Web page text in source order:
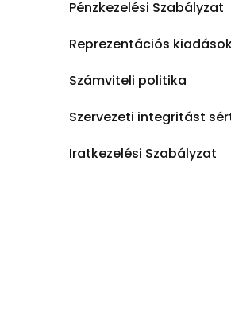
Pénzkezelési Szabályzat
Reprezentációs
Számviteli politika
Szervezeti integritást
Iratkezelési Szabályzat